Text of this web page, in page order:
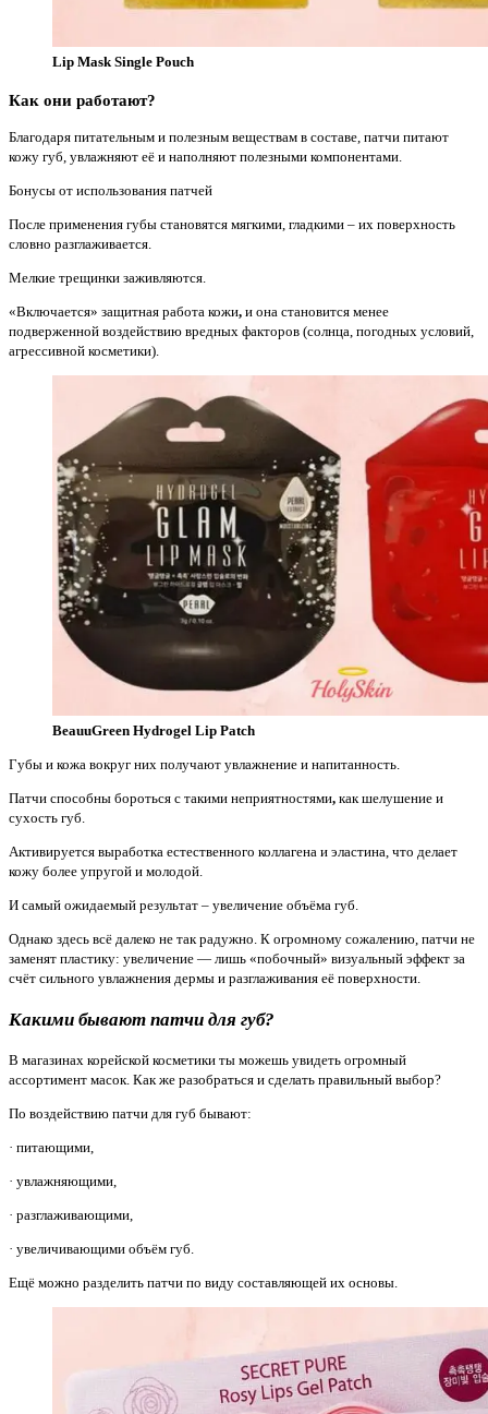
Lip Mask Single Pouch
Как они работают?
Благодаря питательным и полезным веществам в составе, патчи питают
кожу губ, увлажняют её и наполняют полезными компонентами.
Бонусы от использования патчей
После применения губы становятся мягкими, гладкими – их поверхность
словно разглаживается.
Мелкие трещинки заживляются.
«Включается» защитная работа кожи, и она становится менее
подверженной воздействию вредных факторов (солнца, погодных условий,
агрессивной косметики).
BeauuGreen Hydrogel Lip Patch
Губы и кожа вокруг них получают увлажнение и напитанность.
Патчи способны бороться с такими неприятностями, как шелушение и
сухость губ.
Активируется выработка естественного коллагена и эластина, что делает
кожу более упругой и молодой.
И самый ожидаемый результат – увеличение объёма губ.
Однако здесь всё далеко не так радужно. К огромному сожалению, патчи не
заменят пластику: увеличение — лишь «побочный» визуальный эффект за
счёт сильного увлажнения дермы и разглаживания её поверхности.
Какими бывают патчи для губ?
В магазинах корейской косметики ты можешь увидеть огромный
ассортимент масок. Как же разобраться и сделать правильный выбор?
По воздействию патчи для губ бывают:
· питающими,
· увлажняющими,
· разглаживающими,
· увеличивающими объём губ.
Ещё можно разделить патчи по виду составляющей их основы.